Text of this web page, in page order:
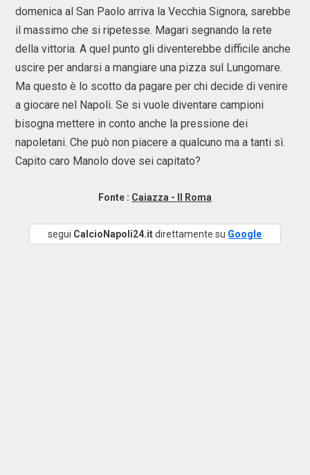
domenica al San Paolo arriva la Vecchia Signora, sarebbe
il massimo che si ripetesse. Magari segnando la rete
della vittoria. A quel punto gli diventerebbe difficile anche
uscire per andarsi a mangiare una pizza sul Lungomare.
Ma questo è lo scotto da pagare per chi decide di venire
a giocare nel Napoli. Se si vuole diventare campioni
bisogna mettere in conto anche la pressione dei
napoletani. Che può non piacere a qualcuno ma a tanti sì.
Capito caro Manolo dove sei capitato?
Fonte : Caiazza - Il Roma
segui CalcioNapoli24.itdirettamente su Google